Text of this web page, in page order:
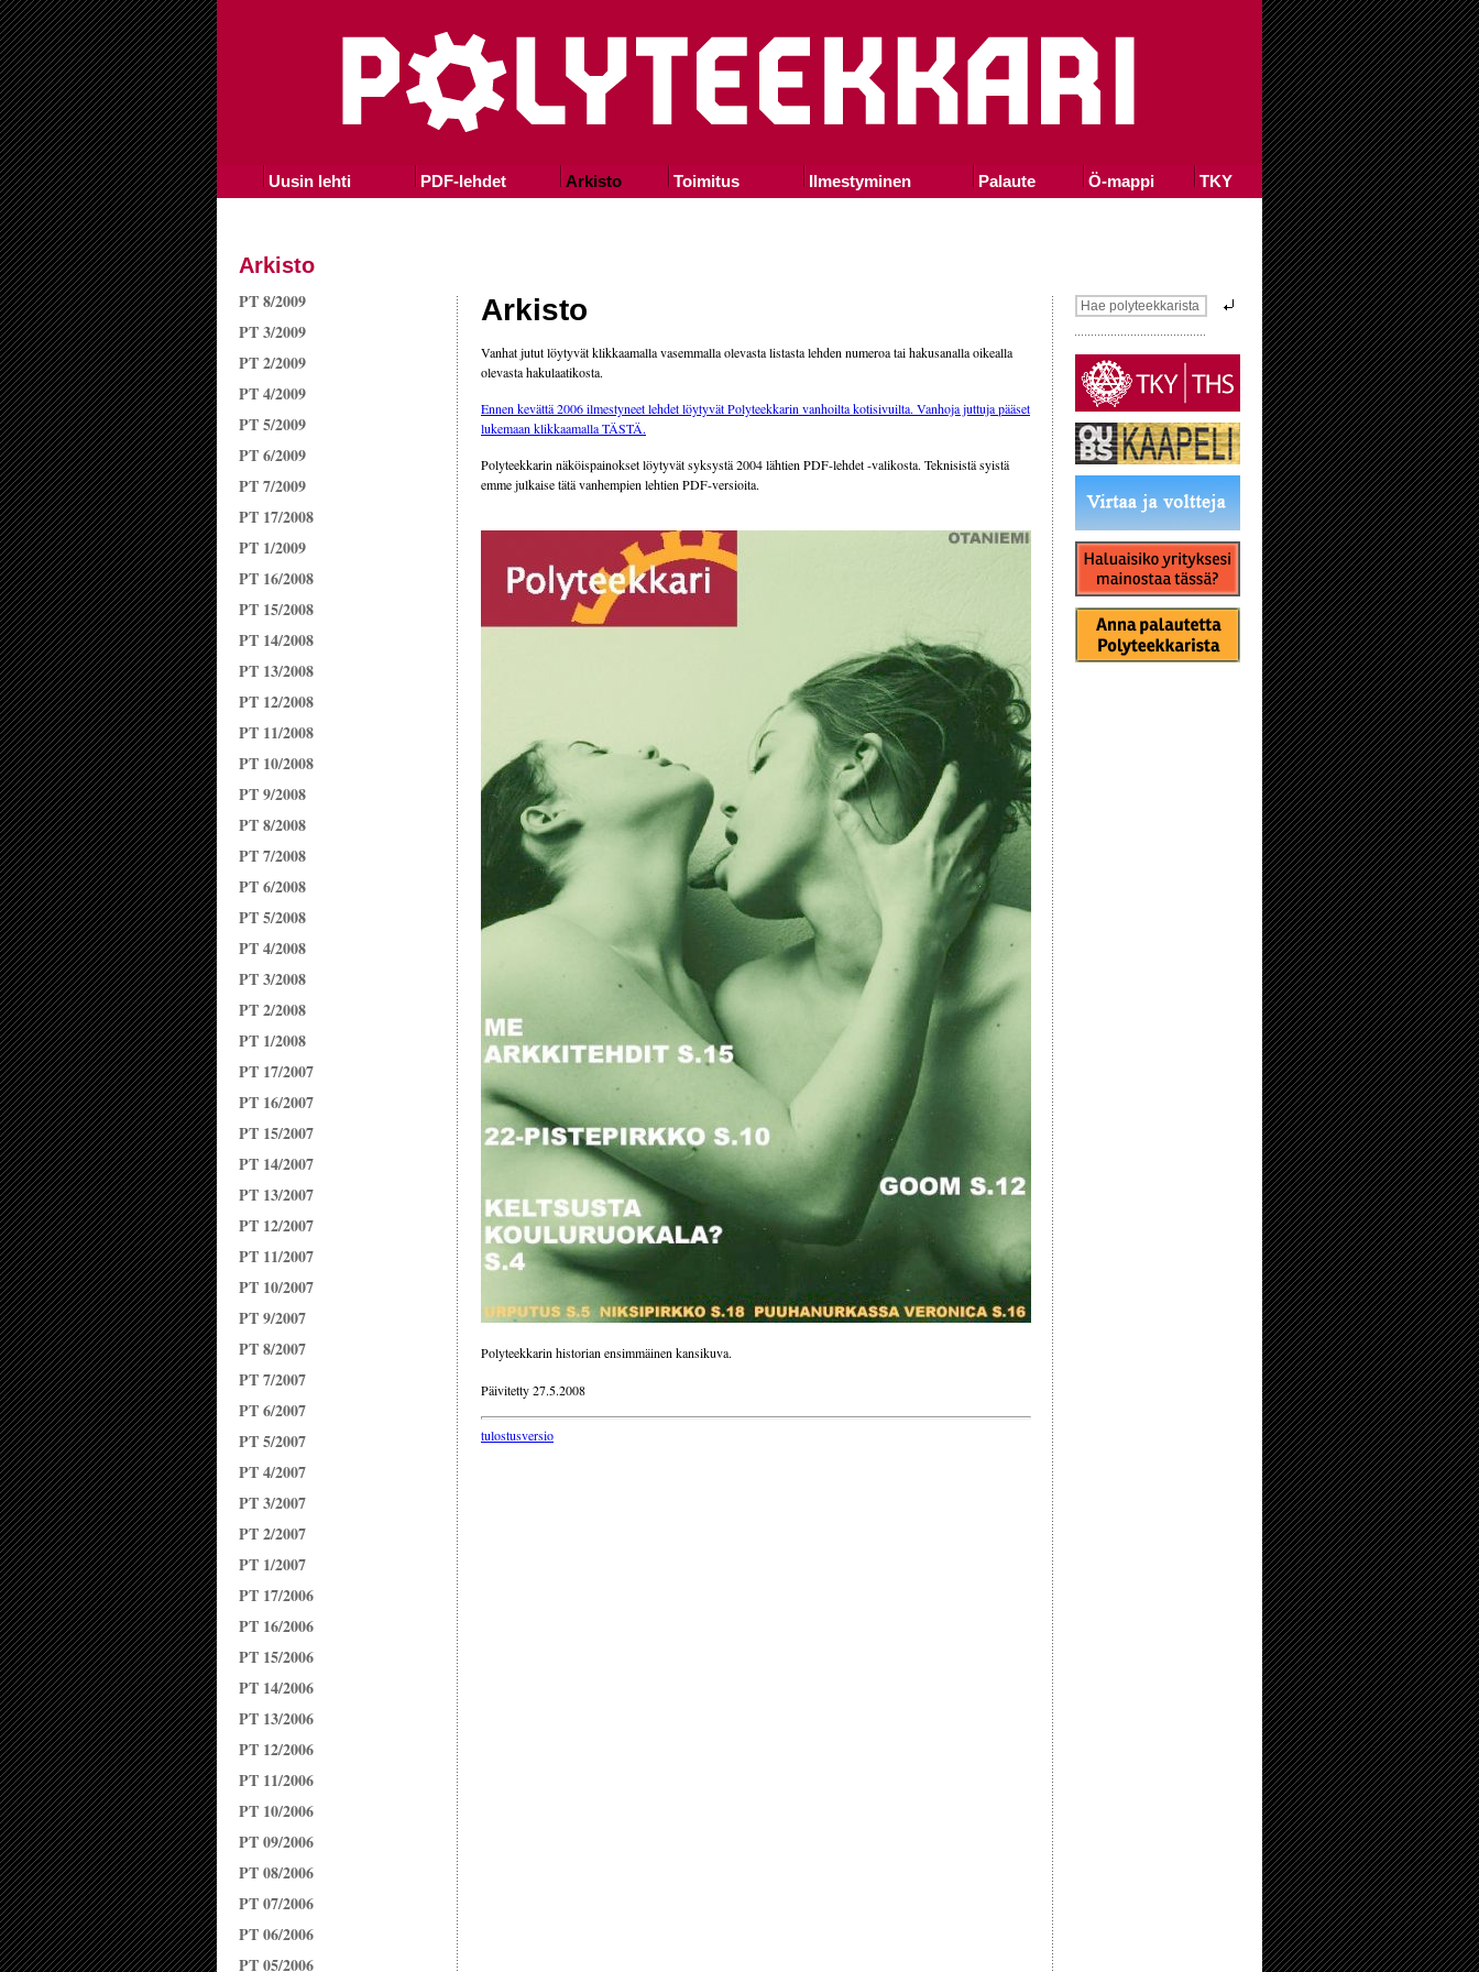
Uusin lehti PDF-lehdet Arkisto Toimitus Ilmestyminen Palaute Ö-mappi TKY
Arkisto
PT 8/2009
PT 3/2009
PT 2/2009
PT 4/2009
PT 5/2009
PT 6/2009
PT 7/2009
PT 17/2008
PT 1/2009
PT 16/2008
PT 15/2008
PT 14/2008
PT 13/2008
PT 12/2008
PT 11/2008
PT 10/2008
PT 9/2008
PT 8/2008
PT 7/2008
PT 6/2008
PT 5/2008
PT 4/2008
PT 3/2008
PT 2/2008
PT 1/2008
PT 17/2007
PT 16/2007
PT 15/2007
PT 14/2007
PT 13/2007
PT 12/2007
PT 11/2007
PT 10/2007
PT 9/2007
PT 8/2007
PT 7/2007
PT 6/2007
PT 5/2007
PT 4/2007
PT 3/2007
PT 2/2007
PT 1/2007
PT 17/2006
PT 16/2006
PT 15/2006
PT 14/2006
PT 13/2006
PT 12/2006
PT 11/2006
PT 10/2006
PT 09/2006
PT 08/2006
PT 07/2006
PT 06/2006
PT 05/2006
Arkisto
Vanhat jutut löytyvät klikkaamalla vasemmalla olevasta listasta lehden numeroa tai hakusanalla oikealla
olevasta hakulaatikosta.
Ennen kevättä 2006 ilmestyneet lehdet löytyvät Polyteekkarin vanhoilta kotisivuilta. Vanhoja juttuja pääset
lukemaan klikkaamalla TÄSTÄ.
Polyteekkarin näköispainokset löytyvät syksystä 2004 lähtien PDF-lehdet -valikosta. Teknisistä syistä
emme julkaise tätä vanhempien lehtien PDF-versioita.
Polyteekkarin historian ensimmäinen kansikuva.
Päivitetty 27.5.2008
tulostusversio